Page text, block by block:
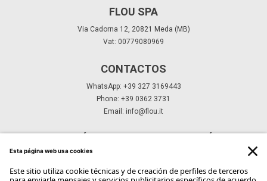
FLOU SPA
Via Cadorna 12, 20821 Meda (MB)
Vat: 00779080969
CONTACTOS
WhatsApp: +39 327 3169443
Phone: +39 0362 3731
Email: info@flou.it